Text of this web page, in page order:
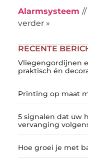
RECENTE
Vliegengordijnen
praktisch én
Printing op maat
5 signalen dat uw
vervanging
Hoe groei je met
Alarmsysteem
verder »